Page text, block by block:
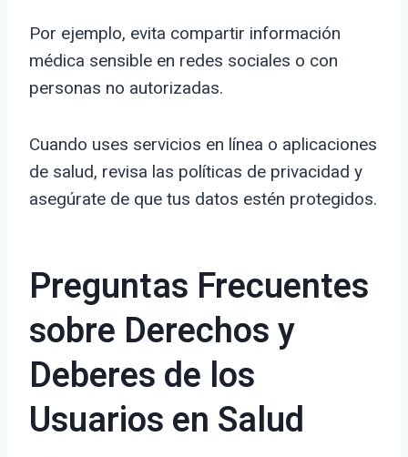
Por ejemplo, evita compartir información
médica sensible en redes sociales o con
personas no autorizadas.
Cuando uses servicios en línea o aplicaciones
de salud, revisa las políticas de privacidad y
asegúrate de que tus datos estén protegidos.
Preguntas Frecuentes
sobre Derechos y
Deberes de los
Usuarios en Salud